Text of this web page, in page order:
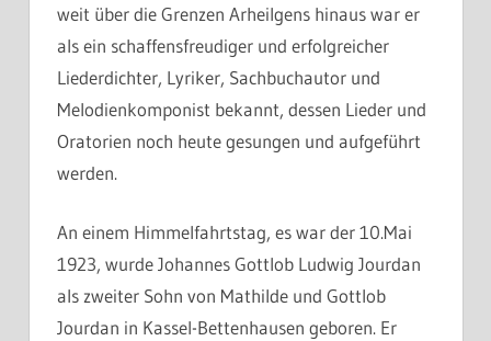
weit über die Grenzen Arheilgens hinaus war er
als ein schaffensfreudiger und erfolgreicher
Liederdichter, Lyriker, Sachbuchautor und
Melodienkomponist bekannt, dessen Lieder und
Oratorien noch heute gesungen und aufgeführt
werden.
An einem Himmelfahrtstag, es war der 10.Mai
1923, wurde Johannes Gottlob Ludwig Jourdan
als zweiter Sohn von Mathilde und Gottlob
Jourdan in Kassel-Bettenhausen geboren. Er